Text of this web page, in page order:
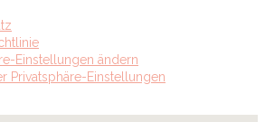
Einstellungen ändern
Privatsphäre-Einstellungen